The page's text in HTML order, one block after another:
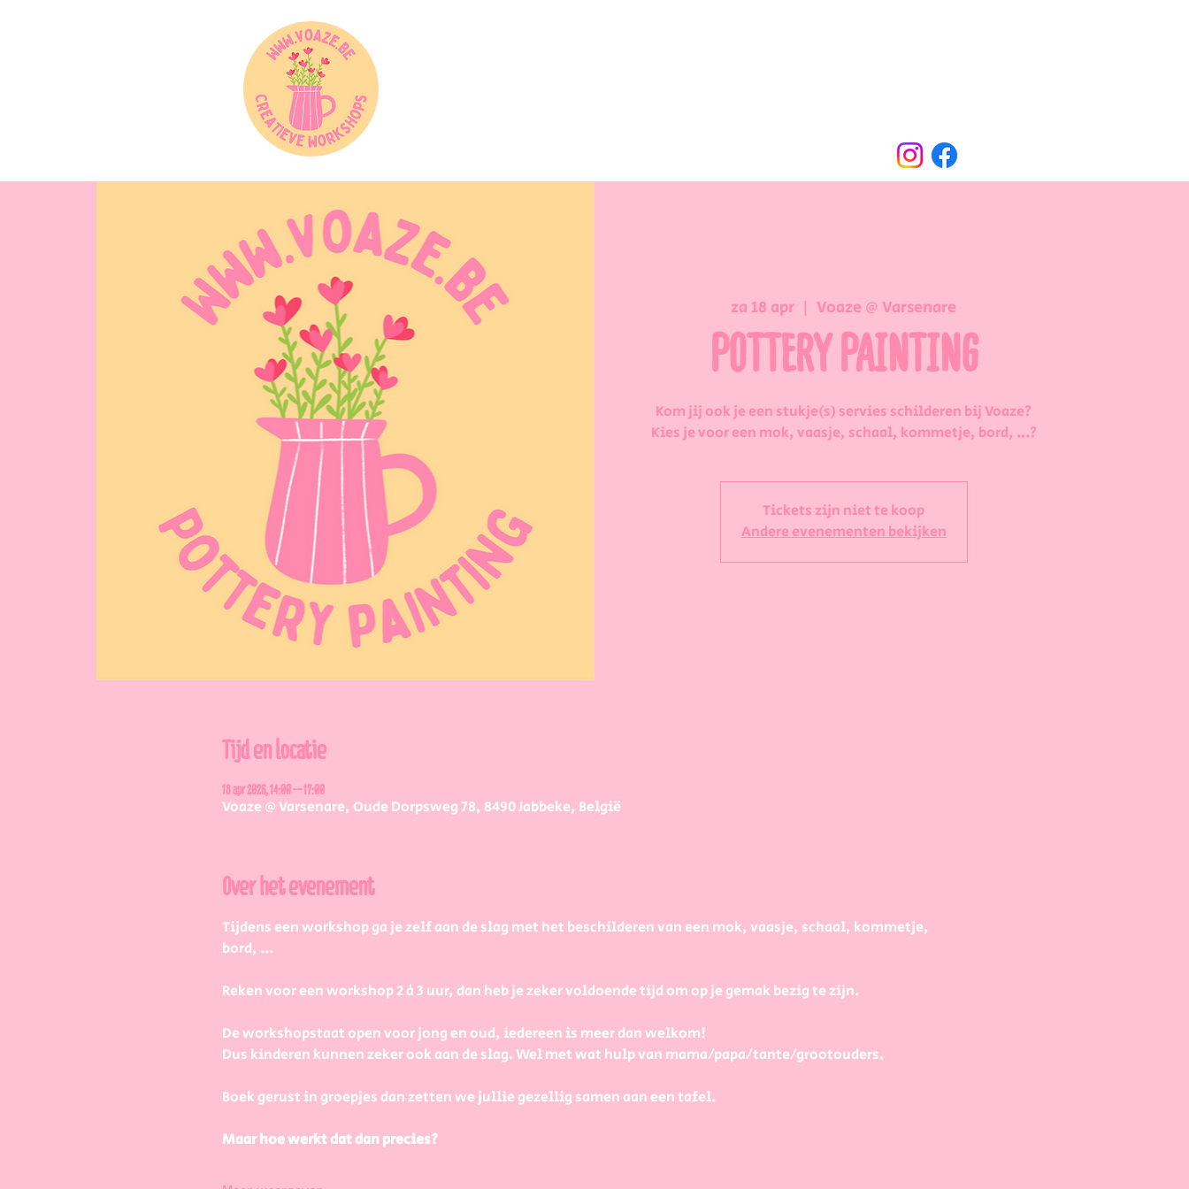
za 18 apr
  |
Voaze @ Varsenare
POTTERY PAINTING
Kom jij ook je een stukje(s) servies schilderen bij Voaze?
Kies je voor een mok, vaasje, schaal, kommetje, bord, ...?
Tickets zijn niet te koop
Andere evenementen bekijken
Tijd en locatie
18 apr 2026, 14:00 – 17:00
Voaze @ Varsenare, Oude Dorpsweg 78, 8490 Jabbeke, België
Over het evenement
Tijdens een workshop ga je zelf aan de slag met het beschilderen van een mok, vaasje, schaal, kommetje,
bord, ...
Reken voor een workshop 2 à 3 uur, dan heb je zeker voldoende tijd om op je gemak bezig te zijn.
De workshopstaat open voor jong en oud, iedereen is meer dan welkom!
Dus kinderen kunnen zeker ook aan de slag. Wel met wat hulp van mama/papa/tante/grootouders.
Boek gerust in groepjes dan zetten we jullie gezellig samen aan een tafel.
Maar hoe werkt dat dan precies?